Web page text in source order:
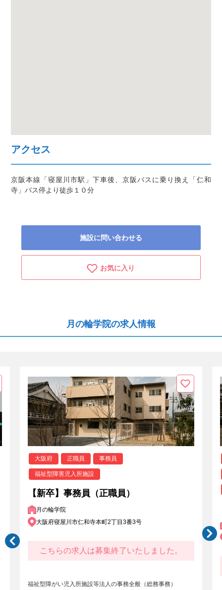
アクセス
京阪本線「寝屋川市駅」下車後、京阪バスに乗り換え「仁和
寺」バス停より徒歩１０分
施設に問い合わせる
お気に入り
月の輪学院の求人情報
大阪府 正職員 事務員
福祉型障害児入所施設
【新卒】事務員（正職員）
月の輪学院
大阪府寝屋川市仁和寺本町2丁目3番3号
こちらの求人は募集終了いたしました。
福祉型障がい児入所施設等法人の事務全般（総務事務）